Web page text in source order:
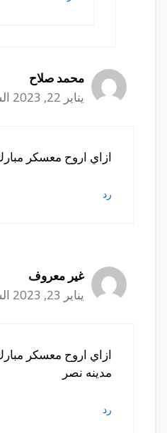
محمد صلاح
يناير 22, 2023 الساعة 9:15 م
ازاي اروح معسكر
رد
غير معروف
يناير 23, 2023 الساعة 10:31 م
ازاي اروح معسكر
مدينه نصر
رد